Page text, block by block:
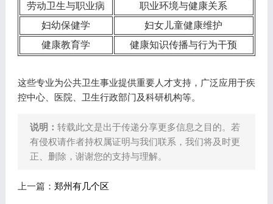
劳动卫生与职业病
职业环境与健康关系
妇幼保健学
妇女儿童健康维护
健康教育学
健康知识传播与行为干预
这些专业为公共卫生事业提供重要人才支持，广泛应用于疾
控中心、医院、卫生行政部门及科研机构等。
说明： 转载此文是出于传递分享更多信息之目的。若
有侵权请作者持权属证明与我们联系，我们将及时更
正、删除，谢谢您的支持与理解。
上一篇： 郑州有几个区